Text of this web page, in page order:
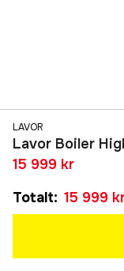
LAVOR
Lavor Boiler
15 999 kr
Totalt: 15 999